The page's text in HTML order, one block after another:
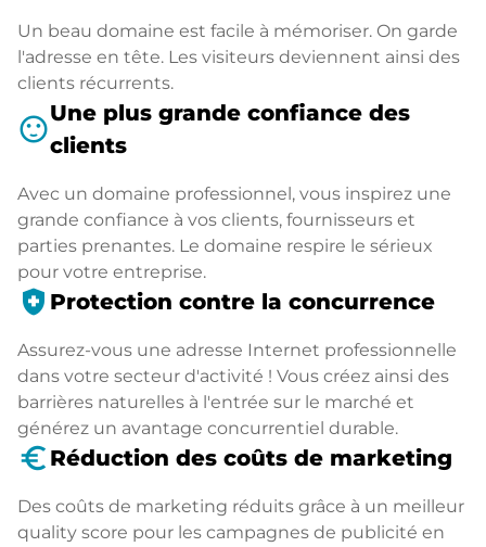
Un beau domaine est facile à mémoriser. On garde
l'adresse en tête. Les visiteurs deviennent ainsi des
clients récurrents.
sentiment_satisfiedUne plus grande confiance des
clients
Avec un domaine professionnel, vous inspirez une
grande confiance à vos clients, fournisseurs et
parties prenantes. Le domaine respire le sérieux
pour votre entreprise.
health_and_safety Protection contre la concurrence
Assurez-vous une adresse Internet professionnelle
dans votre secteur d'activité ! Vous créez ainsi des
barrières naturelles à l'entrée sur le marché et
générez un avantage concurrentiel durable.
euro_symbol Réduction des coûts de marketing
Des coûts de marketing réduits grâce à un meilleur
quality score pour les campagnes de publicité en